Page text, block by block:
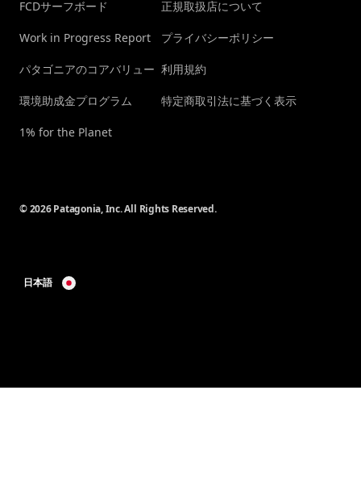
FCDサーフボード
Work in Progress Report
パタゴニアのコアバリュー
環境助成金プログラム
1% for the Planet
正規取扱店について
プライバシーポリシー
利用規約
特定商取引法に基づく表示
© 2026 Patagonia, Inc. All Rights Reserved.
日本語